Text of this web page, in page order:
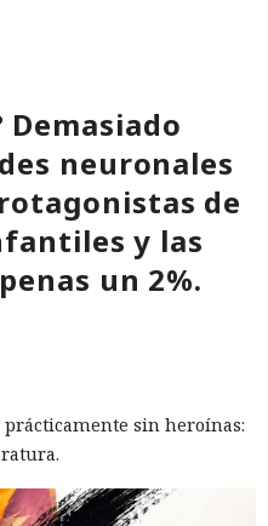
Demasiado
neuronales
de
y las
un 2%.
prácticamente sin heroínas: